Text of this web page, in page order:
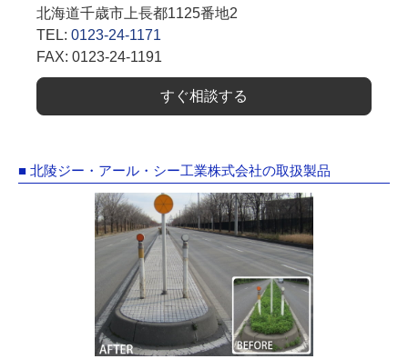
北海道千歳市上長都1125番地2
TEL: 0123-24-1171
FAX: 0123-24-1191
すぐ相談する
■ 北陵ジー・アール・シー工業株式会社の取扱製品